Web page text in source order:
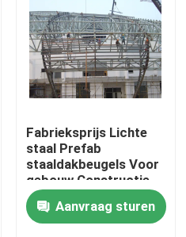
Fabrieksprijs Lichte
staal Prefab
staaldakbeugels Voor
gebouw Constructie
Stadion dakstation
dak systeem ISO GB
Free Design
Aanvraag sturen